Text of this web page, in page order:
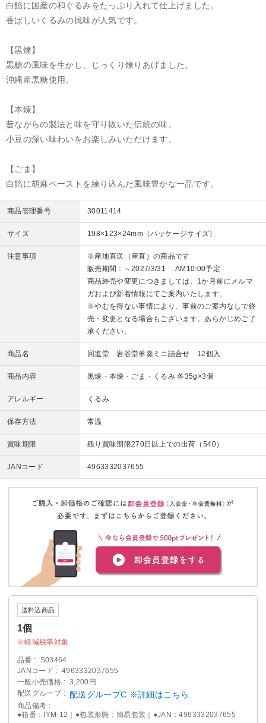
白餡に国産の和ぐるみをたっぷり入れて仕上げました。
香ばしいくるみの風味が人気です。
【黒煉】
黒糖の風味を生かし、じっくり煉りあげました。
沖縄産黒糖使用。
【本煉】
昔ながらの製法と味を守り抜いた伝統の味。
小豆の深い味わいをお楽しみいただけます。
【ごま】
白餡に胡麻ペーストを練り込んだ風味豊かな一品です。
商品管理番号 30011414
サイズ 198×123×24mm（パッケージサイズ）
注意事項
※産地直送（産直）の商品です
販売期間：～2027/3/31 AM10:00予定
商品終売や変更につきましては、1か月前にメルマ
ガおよび新着情報にてご案内いたします。
※やむを得ない事情により、事前のご案内なしで終
売・変更となる場合もございます。あらかじめご了
承ください。
商品名 回進堂 岩谷堂羊羹ミニ詰合せ 12個入
商品内容 黒煉・本煉・ごま・くるみ 各35g×3個
アレルギー くるみ
保存方法 常温
賞味期限 残り賞味期限270日以上での出荷（540）
JANコード 4963332037655
送料込商品
1個
軽減税率対象
品番
S03464
JANコード
4963332037655
一般小売価格
3,200円
配送グループ
配送グループC ※詳細はこちら
商品備考
●箱番：IYM-12｜●包装形態：簡易包装｜●JAN：4963332037655